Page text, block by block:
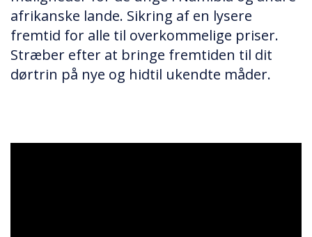
afrikanske lande. Sikring af en lysere
fremtid for alle til overkommelige priser.
Stræber efter at bringe fremtiden til dit
dørtrin på nye og hidtil ukendte måder.